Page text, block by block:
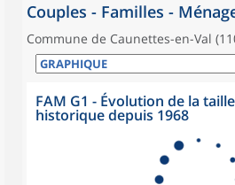
Couples - Familles -
Commune de Caunettes-en-Val
FAM G1 - Évolution de la
historique depuis 1968